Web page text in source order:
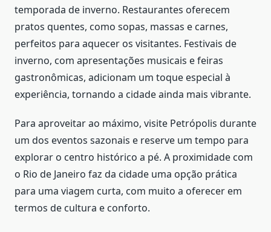
temporada de inverno. Restaurantes oferecem
pratos quentes, como sopas, massas e carnes,
perfeitos para aquecer os visitantes. Festivais de
inverno, com apresentações musicais e feiras
gastronômicas, adicionam um toque especial à
experiência, tornando a cidade ainda mais vibrante.
Para aproveitar ao máximo, visite Petrópolis durante
um dos eventos sazonais e reserve um tempo para
explorar o centro histórico a pé. A proximidade com
o Rio de Janeiro faz da cidade uma opção prática
para uma viagem curta, com muito a oferecer em
termos de cultura e conforto.